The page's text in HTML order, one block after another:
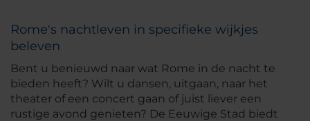
Rome's nachtleven in specifieke wijkjes
beleven
Bent u benieuwd naar wat Rome in de nacht te
bieden heeft? Wilt u dansen, uitgaan, naar het
theater of een concert gaan of juist liever een
rustige avond genieten? De Eeuwige Stad biedt